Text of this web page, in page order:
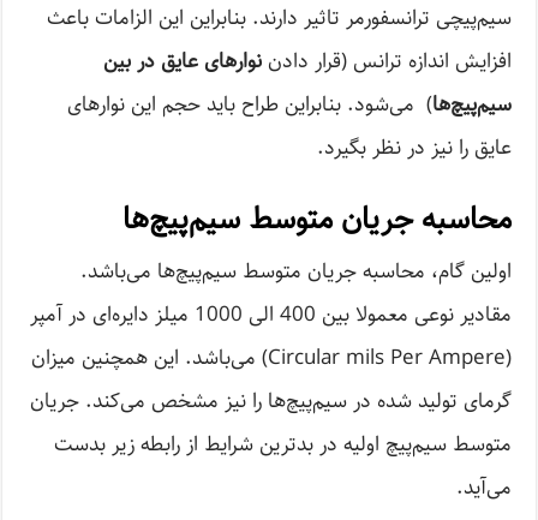
سیم‌پیچی ترانسفورمر تاثیر دارند. بنابراین این الزامات باعث
افزایش اندازه ترانس (قرار دادن نوارهای عایق در بین
سیم‌پیچ‌ها) می‌شود. بنابراین طراح باید حجم این نوارهای
عایق را نیز در نظر بگیرد.
محاسبه جریان متوسط سیم‌پیچ‌ها
اولین گام، محاسبه جریان متوسط سیم‌پیچ‌ها می‌باشد.
مقادیر نوعی معمولا بین 400 الی 1000 میلز دایره‌ای در آمپر
(Circular mils Per Ampere) می‌باشد. این همچنین میزان
گرمای تولید شده در سیم‌پیچ‌ها را نیز مشخص می‌کند. جریان
متوسط سیم‌پیچ اولیه در بدترین شرایط از رابطه زیر بدست
می‌آید.